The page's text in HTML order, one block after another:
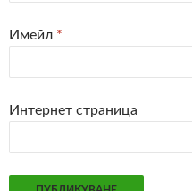
Имейл *
Интернет страница